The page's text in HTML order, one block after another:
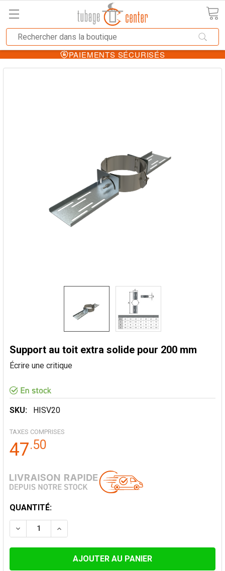
PAIEMENTS SÉCURISÉS
Support au toit extra solide pour 200 mm
Écrire une critique
SKU: HISV20
TAXES COMPRISES
47.50
STOCK
ACTUEL:
QUANTITÉ:
DIMINUER LA QUANTITÉ DE SUPPORT AU TOIT EXTRA
AUGMENTER LA QUANTITÉ DE SUPPORT